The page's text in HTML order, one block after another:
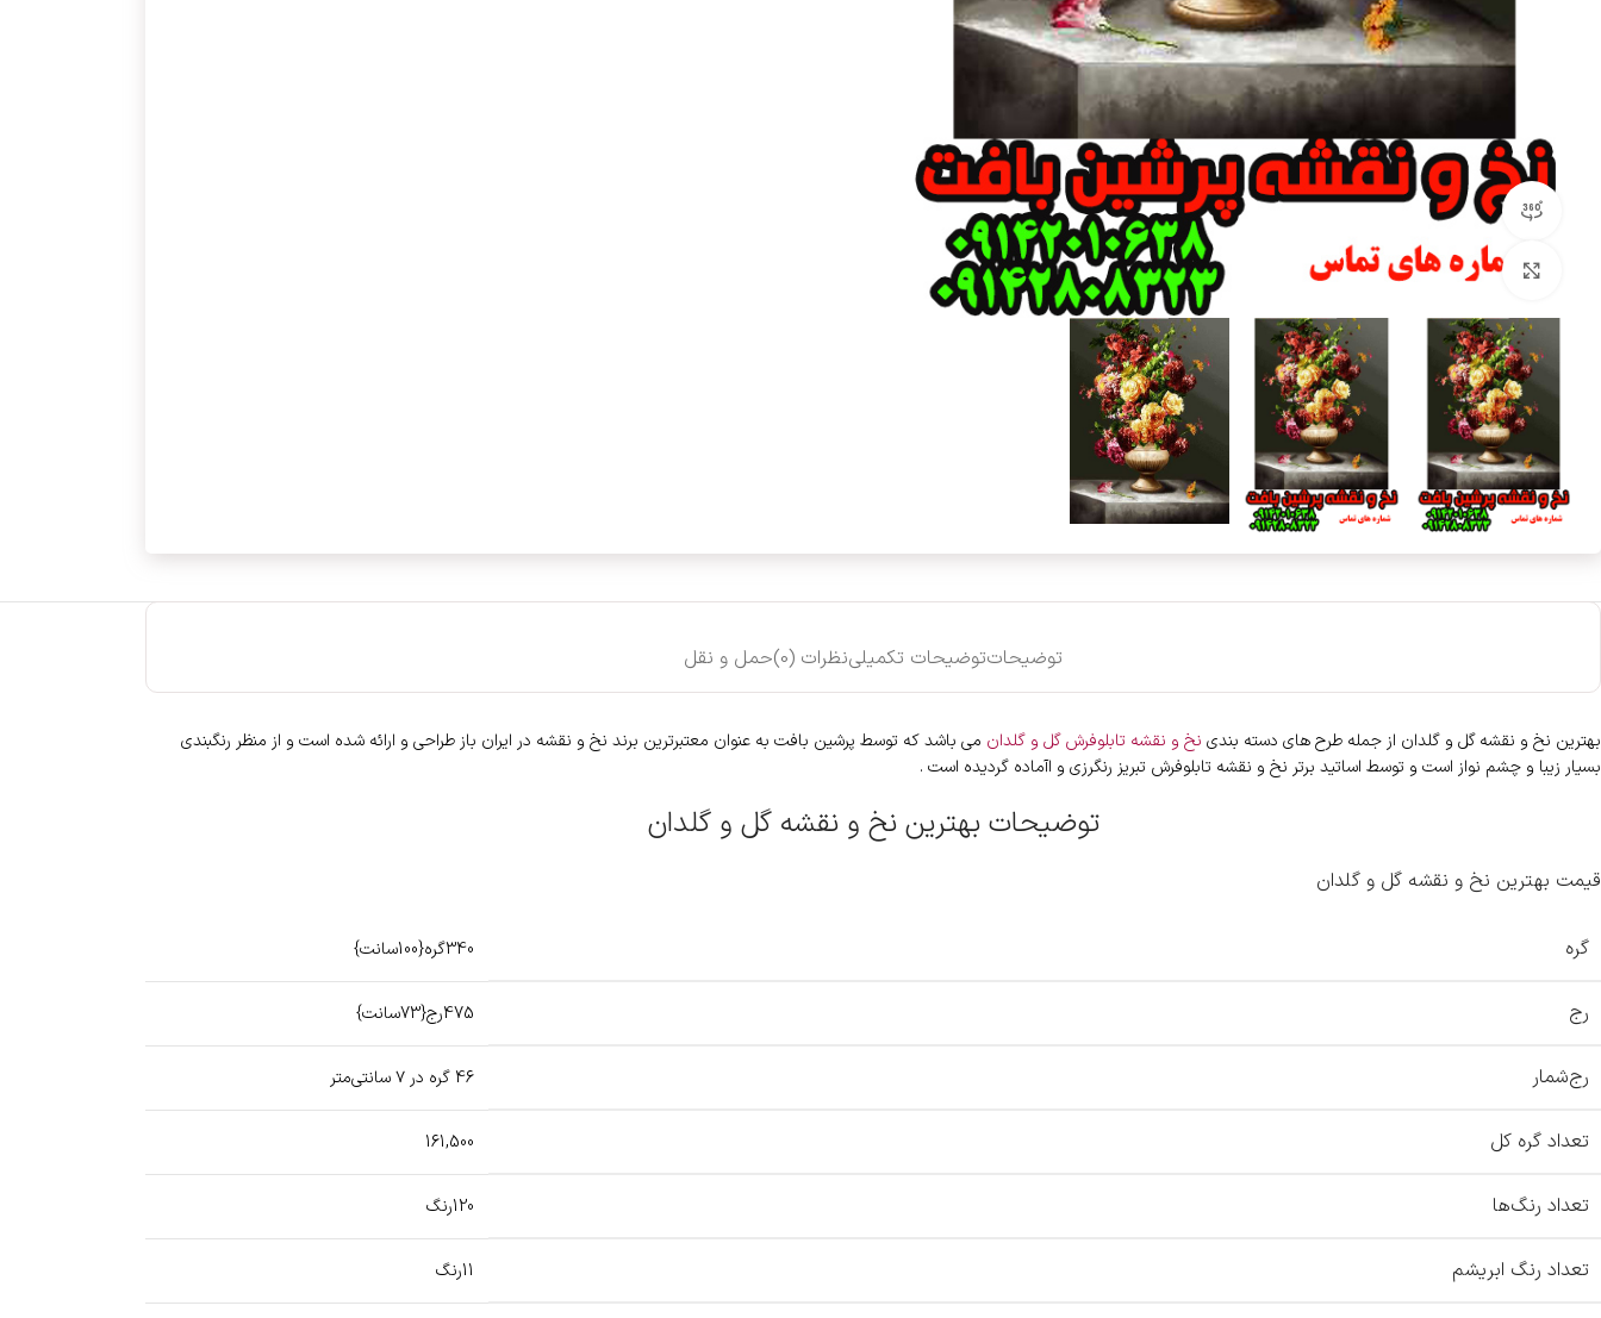
مشاهده 360 درجه
بزرگنمایی تصویر
توضیحاتتوضیحات تکمیلینظرات (0) حمل و نقل
بهترین نخ و نقشه گل و گلدان از جمله طرح های دسته بندی نخ و نقشه تابلوفرش گل و گلدان می باشد که توسط پرشین بافت به عنوان معتبرترین برند نخ و نقشه در ایران باز طراحی و ارائه شده است و از منظر رنگبندی
بسیار زیبا و چشم نواز است و توسط اساتید برتر نخ و نقشه تابلوفرش تبریز رنگرزی و اآماده گردیده است .
توضیحات بهترین نخ و نقشه گل و گلدان
قیمت بهترین نخ و نقشه گل و گلدان
گره 340گره{100سانت}
رج 475رج{73سانت}
رج‌شمار 46 گره در ۷ سانتی‌متر
تعداد گره کل 161,500
تعداد رنگ‌ها 120رنگ
تعداد رنگ ابریشم 11رنگ